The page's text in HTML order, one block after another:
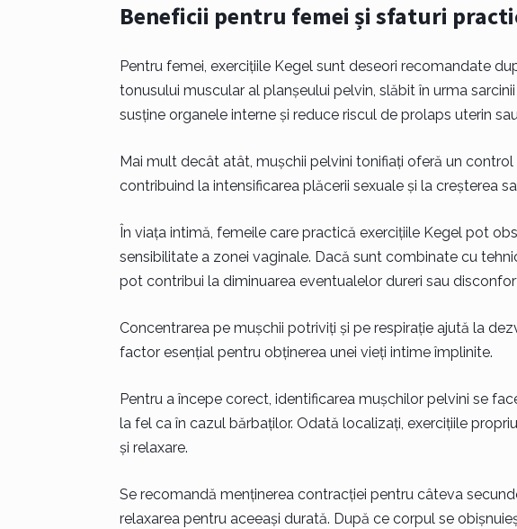
Beneficii pentru femei și sfaturi
Pentru femei, exercițiile Kegel sunt deseori recomandate
tonusului muscular al planșeului pelvin, slăbit în urma
susține organele interne și reduce riscul de prolaps uterin
Mai mult decât atât, mușchii pelvini tonifiați oferă un
contribuind la intensificarea plăcerii sexuale și la creșterea
În viața intimă, femeile care practică exercițiile Kegel pot
sensibilitate a zonei vaginale. Dacă sunt combinate cu
pot contribui la diminuarea eventualelor dureri sau
Concentrarea pe mușchii potriviți și pe respirație ajută la
factor esențial pentru obținerea unei vieți intime împlinite.
Pentru a începe corect, identificarea mușchilor pelvini se
la fel ca în cazul bărbaților. Odată localizați, exercițiile
și relaxare.
Se recomandă menținerea contracției pentru câteva
relaxarea pentru aceeași durată. După ce corpul se